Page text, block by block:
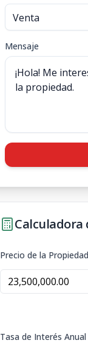
Mensaje
Calculadora
Precio de la Propiedad
Tasa de Interés Anual